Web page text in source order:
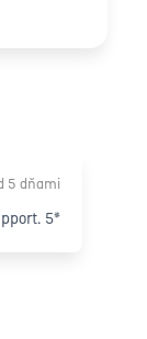
5 dňami
5*